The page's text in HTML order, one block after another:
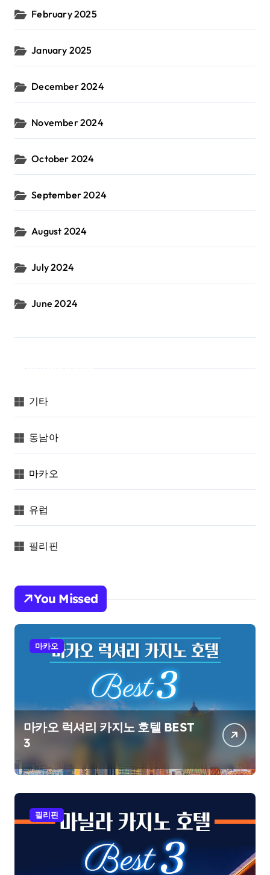
February 2025
January 2025
December 2024
November 2024
October 2024
September 2024
August 2024
July 2024
June 2024
기타
동남아
마카오
유럽
필리핀
You Missed
마카오
마카오 럭셔리 카지노 호텔 BEST
3
필리핀